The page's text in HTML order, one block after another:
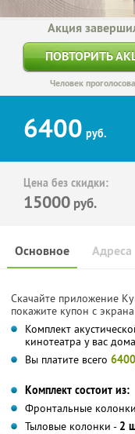
Акция
ПОВТОРИТЬ
Человек
6400 руб.
Цена без скидки:
15000 руб.
Основное Адреса
Скачайте приложение
покажите купон с
Комплект
кинотеатра у вас
Вы платите всего
Комплект состоит из:
Фронтальные
Тыловые колонки - 2